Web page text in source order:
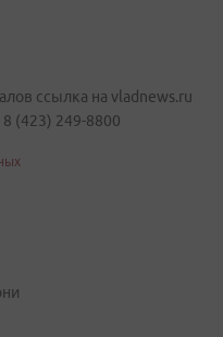
ссылка на vladnews.ru
(423) 249-8800